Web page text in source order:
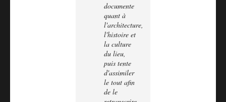
documente
quant à
l'architecture,
l'histoire et
la culture
du lieu,
puis tente
d'assimiler
le tout afin
de le